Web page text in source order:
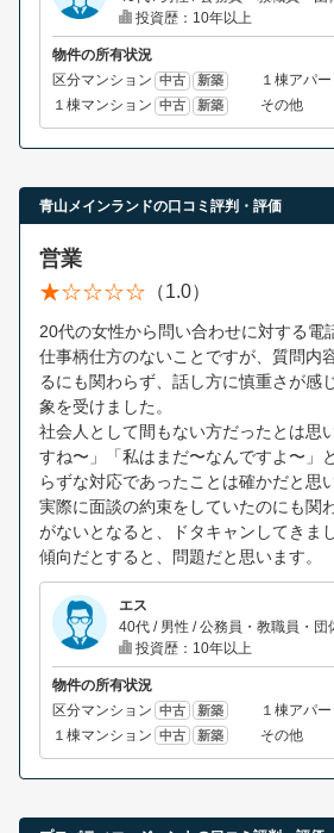
投資歴：10年以上
物件の所有状況
区分マンション 中古 新築 １棟アパー
１棟マンション 中古 新築 その他
青山メインランドの口コミ評判・評価
営業
（1.0）
20代の女性から問い合わせに対する電
仕事柄仕方のないことですが、質問内
るにも関わらず、話し方に慎重さが感
象を受けました。
社会人として間もない方だったとは思
すね〜」「私はまだ〜なんですよ〜」
らずな対応であったことは確かだと思
実際に面談の約束をしていたのにも関
がないとなると、ドタキャンしてきま
傾向だとすると、問題だと思います。
エス
40代 / 男性 / 公務員・教職員・団
投資歴：10年以上
物件の所有状況
区分マンション 中古 新築 １棟アパー
１棟マンション 中古 新築 その他